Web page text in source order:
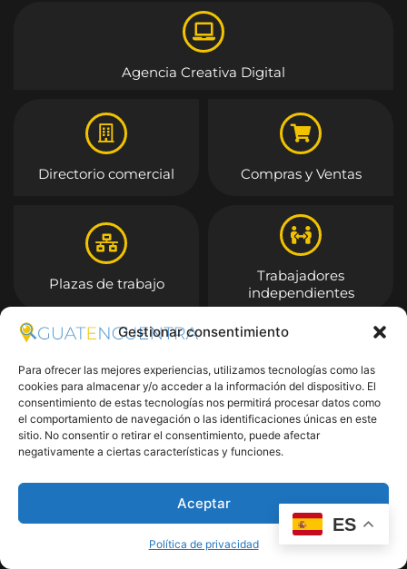
Gestionar consentimiento
Para ofrecer las mejores experiencias, utilizamos tecnologías como las
cookies para almacenar y/o acceder a la información del dispositivo. El
consentimiento de estas tecnologías nos permitirá procesar datos como
el comportamiento de navegación o las identificaciones únicas en este
sitio. No consentir o retirar el consentimiento, puede afectar
negativamente a ciertas características y funciones.
Aceptar
Política de privacidad
Agencia Creativa Digital
Directorio comercial Compras y Ventas
Plazas de trabajo
Trabajadores
independientes
Entrar
ES